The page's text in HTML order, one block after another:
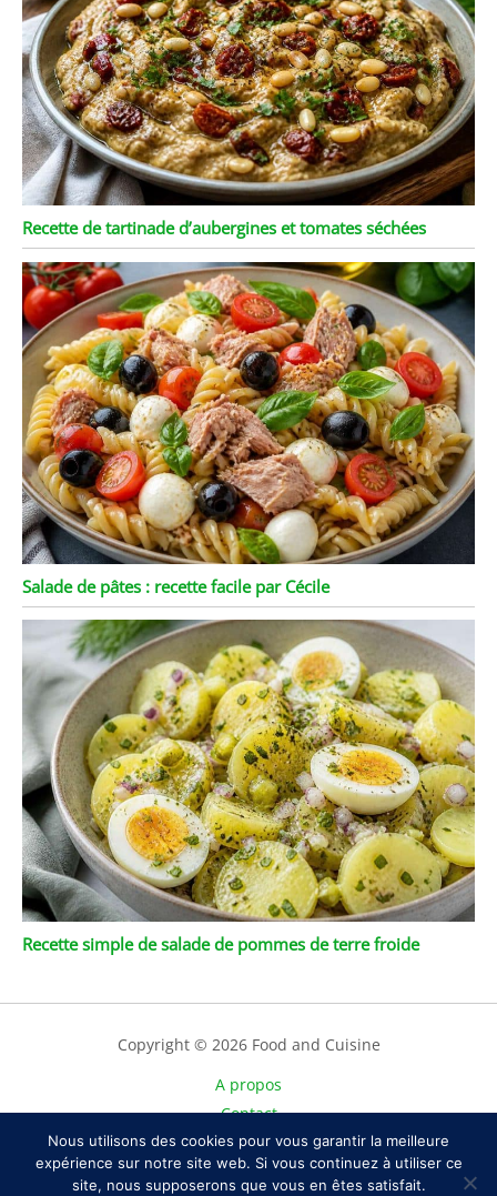
Recette de tartinade d’aubergines et tomates séchées
Salade de pâtes : recette facile par Cécile
Recette simple de salade de pommes de terre froide
Copyright © 2026 Food and Cuisine
A propos
Contact
Plan du site
Mentions légales
Nous utilisons des cookies pour vous garantir la meilleure
expérience sur notre site web. Si vous continuez à utiliser ce
site, nous supposerons que vous en êtes satisfait.